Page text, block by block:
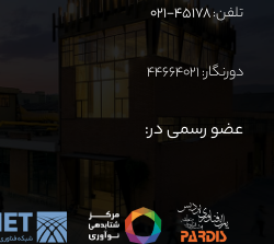
تلفن:۴۵۱۷۸-۰۲۱
دورنگار: ۴۴۶۶۴۰۲۱
عضو رسمی در: